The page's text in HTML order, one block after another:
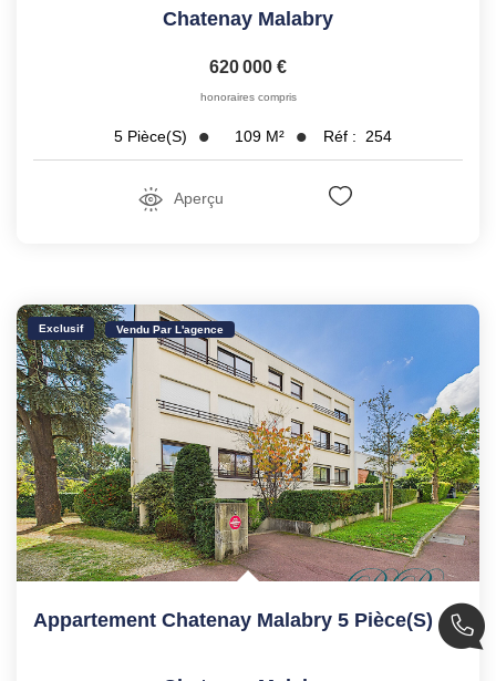
Chatenay Malabry
620 000 €
honoraires compris
5 Pièce(s) 109 M² Réf : 254
Aperçu
Exclusif Vendu Par L'agence
Appartement Chatenay Malabry 5 Pièce(s) 109.19 M2